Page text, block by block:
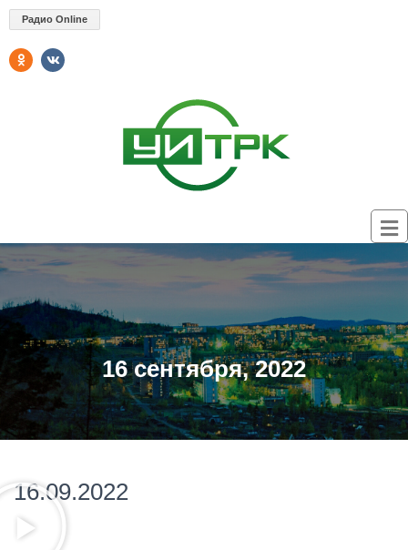
Радио Online
16 сентября, 2022
16.09.2022